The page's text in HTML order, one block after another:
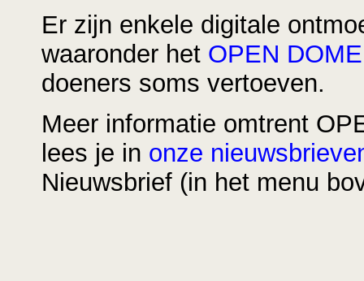
Er zijn enkele digitale
waaronder het OPEN
doeners soms vertoeven.
Meer informatie omtrent
lees je in onze
Nieuwsbrief (in het menu